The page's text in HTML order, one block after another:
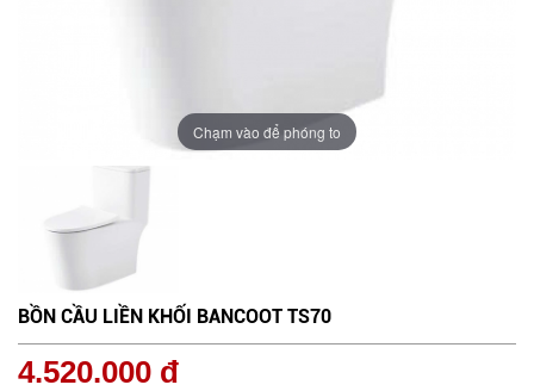
Chạm vào để phóng to
BỒN CẦU LIỀN KHỐI BANCOOT TS70
4.520.000 đ